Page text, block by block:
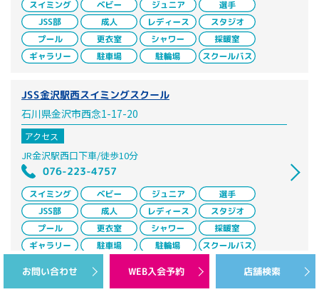
JSS金沢駅西スイミングスクール
石川県金沢市西念1-17-20
アクセス
JR金沢駅西口下車/徒歩10分
076-223-4757
エリア一覧に戻る
お問い合わせ WEB入会予約 店舗検索